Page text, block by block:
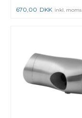
670,00 DKK inkl. moms